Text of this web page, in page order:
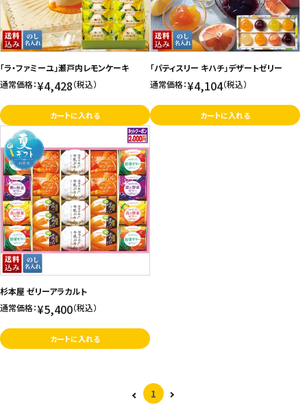
「ラ・ファミーユ」瀬戸内レモンケーキ
通常価格：¥4,428（税込）
カートに入れる
「パティスリー キハチ」デザートゼリー
通常価格：¥4,104（税込）
カートに入れる
杉本屋 ゼリーアラカルト
通常価格：¥5,400（税込）
カートに入れる
1